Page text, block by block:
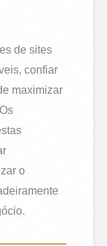
de sites
confiar
maximizar
o